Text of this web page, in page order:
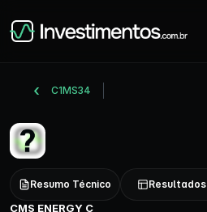
C1MS34
Resumo Técnico Resultados
CMS ENERGY C